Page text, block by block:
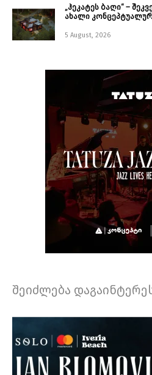
„ჰეკატეს ბაღი“ –
ახალი
5 August, 2026
შეიძლება